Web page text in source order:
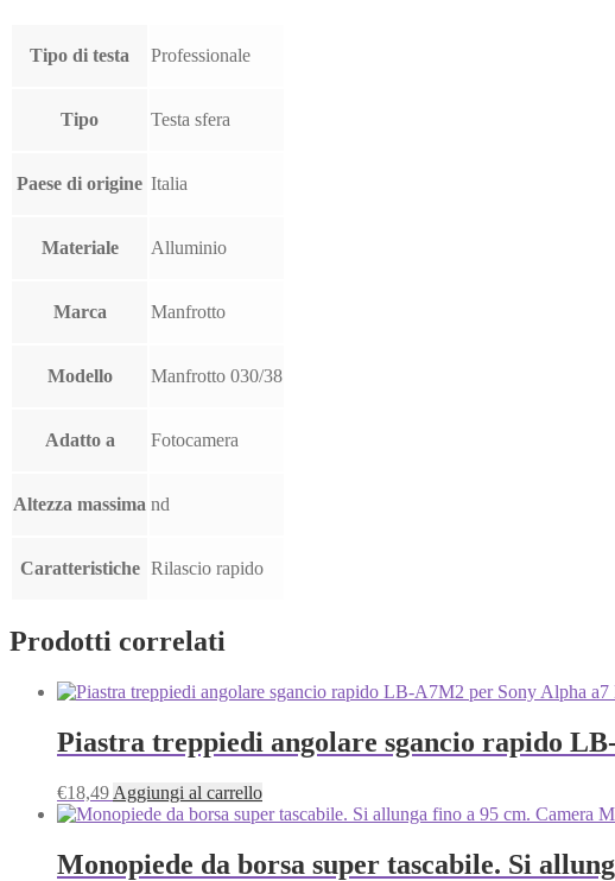
Tipo di testa Professionale
Tipo Testa sfera
Paese di origine Italia
Materiale Alluminio
Marca Manfrotto
Modello Manfrotto 030/38
Adatto a Fotocamera
Altezza massima nd
Caratteristiche Rilascio rapido
Prodotti correlati
Piastra treppiedi angolare sgancio rapido
€18,49 Aggiungi al carrello
Monopiede da borsa super tascabile. Si